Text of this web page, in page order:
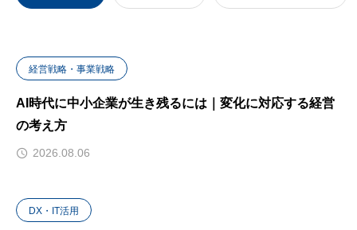
経営戦略・事業戦略
AI時代に中小企業が生き残るには｜変化に対応する経営
の考え方
2026.08.06
DX・IT活用